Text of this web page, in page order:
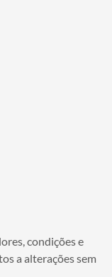
condições e
a alterações sem